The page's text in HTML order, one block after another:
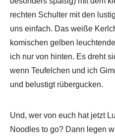
rechten Schulter mit den
uns einfach. Das weiße
komischen gelben
ich nur von hinten. Es dreht
wenn Teufelchen und ich
und belustigt rübergucken.
Und, wer von euch hat jetzt
Noodles to go? Dann legen